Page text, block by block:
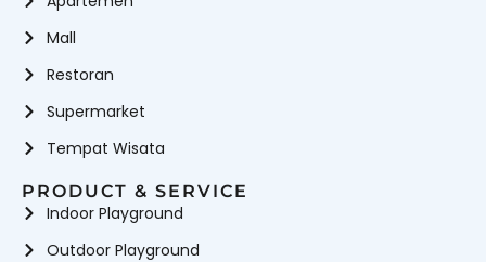
Mall
Restoran
Supermarket
Tempat Wisata
PRODUCT & SERVICE
Indoor Playground
Outdoor Playground